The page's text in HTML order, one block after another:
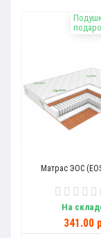
Матрас ЭОС
На
341.00